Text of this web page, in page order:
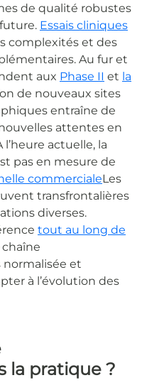
de qualité robustes
Essais cliniques
complexités et des
Au fur et
aux Phase II et la
de nouveaux sites
entraîne de
attentes en
actuelle, la
pas en mesure de
commercialeLes
transfrontalières
diverses.
tout au long de
normalisée et
à l’évolution des
la pratique ?